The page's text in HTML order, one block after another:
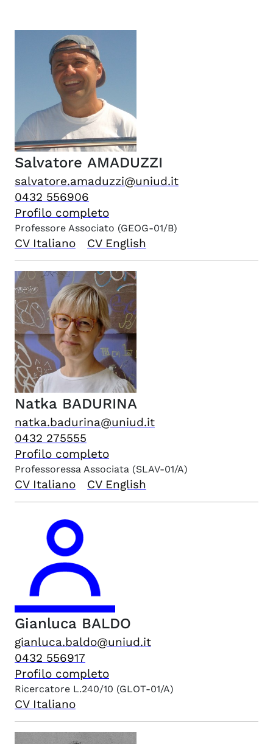
Salvatore AMADUZZI
salvatore.amaduzzi@uniud.it
0432 556906
Profilo completo
Professore Associato (GEOG-01/B)
CV Italiano CV English
Natka BADURINA
natka.badurina@uniud.it
0432 275555
Profilo completo
Professoressa Associata (SLAV-01/A)
CV Italiano CV English
Gianluca BALDO
gianluca.baldo@uniud.it
0432 556917
Profilo completo
Ricercatore L.240/10 (GLOT-01/A)
CV Italiano